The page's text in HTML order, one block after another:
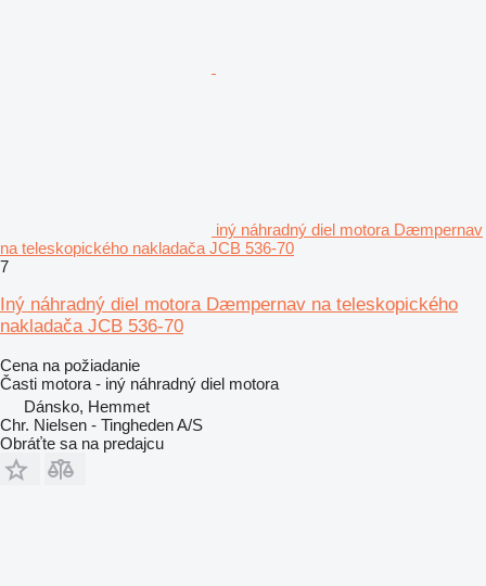
iný náhradný diel motora Dæmpernav
na teleskopického nakladača JCB 536-70
7
Iný náhradný diel motora Dæmpernav na teleskopického
nakladača JCB 536-70
Cena na požiadanie
Časti motora - iný náhradný diel motora
Dánsko, Hemmet
Chr. Nielsen - Tingheden A/S
Obráťte sa na predajcu